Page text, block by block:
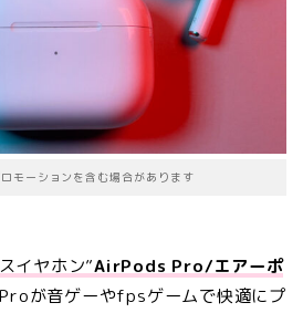
モーションを含む場合があります
イヤホン”AirPods Pro/エアーポ
が音ゲーやfpsゲームで快適にプ